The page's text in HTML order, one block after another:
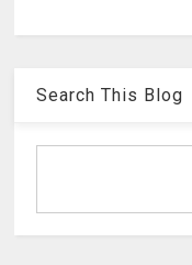
Search This Blog